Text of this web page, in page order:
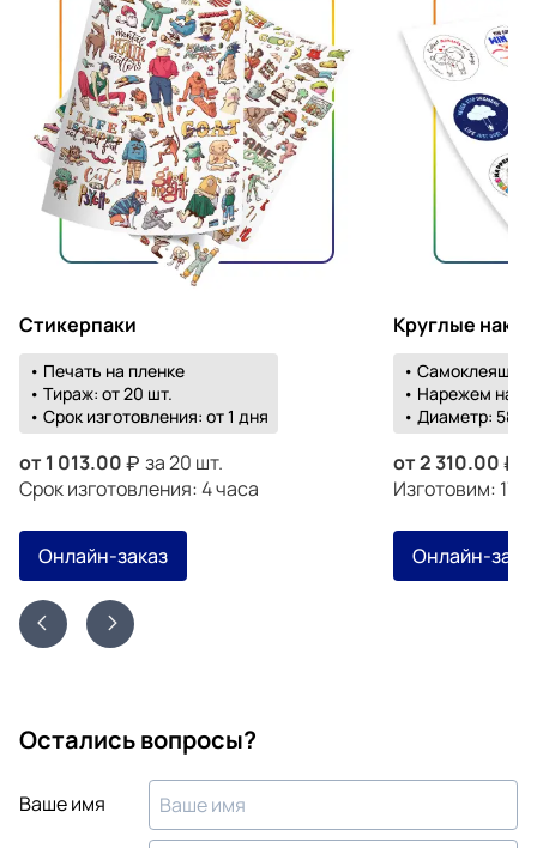
Стикерпаки
• Печать на пленке
• Тираж: от 20 шт.
• Срок изготовления: от 1 дня
от 1 013.00
за 20 шт.
Срок изготовления: 4 часа
Онлайн-заказ
Круглые
•
• Нарежем на
• Диаметр: 58-
от2 310.00
Изготовим: 17
Онлайн-
Остались вопросы?
Ваше имя